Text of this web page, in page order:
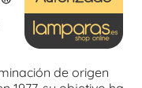
de origen